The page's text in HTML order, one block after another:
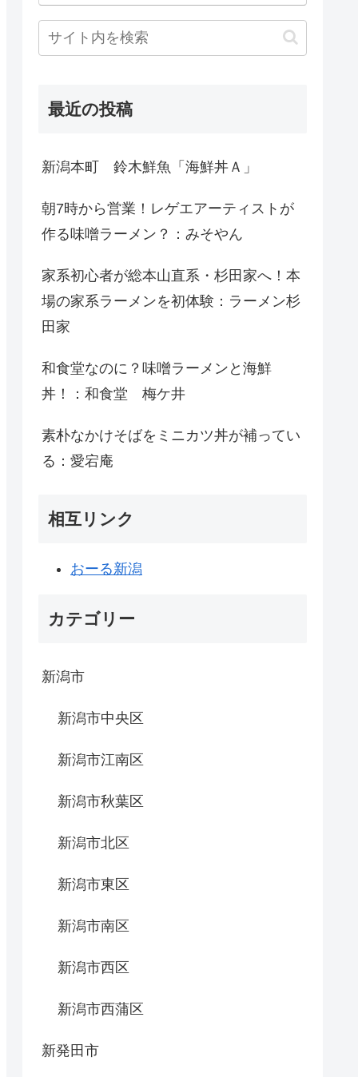
最近の投稿
新潟本町 鈴木鮮魚「海鮮丼Ａ」
朝7時から営業！レゲエアーティストが
作る味噌ラーメン？：みそやん
家系初心者が総本山直系・杉田家へ！本
場の家系ラーメンを初体験：ラーメン杉
田家
和食堂なのに？味噌ラーメンと海鮮
丼！：和食堂 梅ケ井
素朴なかけそばをミニカツ丼が補ってい
る：愛宕庵
相互リンク
おーる新潟
カテゴリー
新潟市
新潟市中央区
新潟市江南区
新潟市秋葉区
新潟市北区
新潟市東区
新潟市南区
新潟市西区
新潟市西蒲区
新発田市